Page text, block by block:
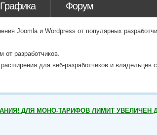
Графика Форум
Joomla и Wordpress от популярных
от разработчиков.
для веб-разработчиков и владельцев
ДЛЯ МОНО-ТАРИФОВ ЛИМИТ УВЕЛИЧЕН